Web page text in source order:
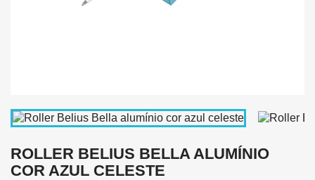
ROLLER BELIUS BELLA ALUMÍNIO
COR AZUL CELESTE